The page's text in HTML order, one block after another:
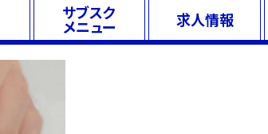
サブスク
メニュー 求人情報